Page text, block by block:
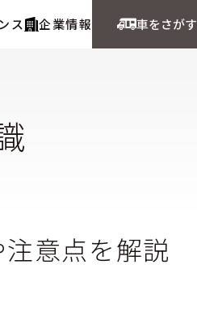
ス 企業情報 車をさがす
意点を解説